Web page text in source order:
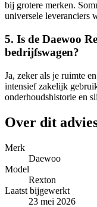
bij grotere merken.
universele leveranciers
5. Is de Daewoo
bedrijfswagen?
Ja, zeker als je ruimte
intensief zakelijk
onderhoudshistorie en
Over dit
Merk
Daewoo
Model
Rexton
Laatst bijgewerkt
23 mei 2026